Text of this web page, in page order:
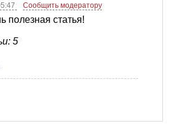
Сообщить модератору
полезная статья!
5